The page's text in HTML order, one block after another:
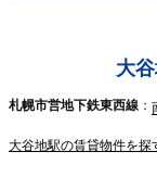
大
札幌市営地下鉄東西線
大谷地駅の賃貸物件を探